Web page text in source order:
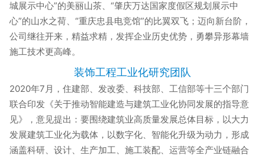
城展示中心”的美丽山茶、“肇庆万达国家度假区规划展示中
心”的山水之荷、“重庆忠县电竞馆”的比翼双飞；迈向新台阶，
公司继往开来，精益求精，发挥企业历史优势，勇攀异形幕墙
施工技术更高峰。
装饰工程工业化研究团队
2020年7月，住建部、发改委、科技部、工信部等十三个部门
联合印发《关于推动智能建造与建筑工业化协同发展的指导意
见》，意见提出：要围绕建筑业高质量发展总体目标，以大力
发展建筑工业化为载体，以数字化、智能化升级为动力，形成
涵盖科研、设计、生产加工、施工装配、运营等全产业链融合